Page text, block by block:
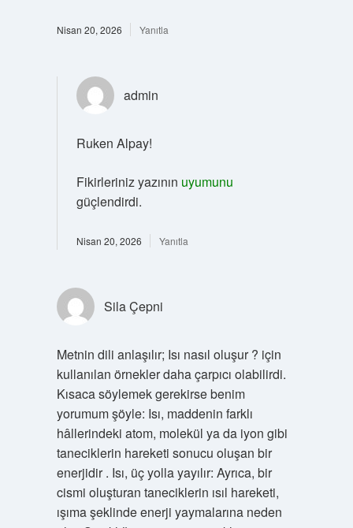
Nisan 20, 2026 Yanıtla
admin
Ruken Alpay!
Fikirleriniz yazının uyumunu
güçlendirdi.
Nisan 20, 2026 Yanıtla
Sila Çepni
Metnin dili anlaşılır; Isı nasıl oluşur ? için
kullanılan örnekler daha çarpıcı olabilirdi.
Kısaca söylemek gerekirse benim
yorumum şöyle: Isı, maddenin farklı
hâllerindeki atom, molekül ya da iyon gibi
taneciklerin hareketi sonucu oluşan bir
enerjidir . Isı, üç yolla yayılır: Ayrıca, bir
cismi oluşturan taneciklerin ısıl hareketi,
ışıma şeklinde enerji yaymalarına neden